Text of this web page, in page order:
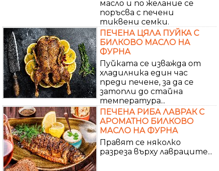
масло и по желание се
поръсва с печени
тиквени семки.
ПЕЧЕНА ЦЯЛА ПУЙКА С
БИЛКОВО МАСЛО НА
ФУРНА
Пуйката се изважда от
хладилника един час
преди печене, за да се
затопли до стайна
температура...
ПЕЧЕНА РИБА ЛАВРАК С
АРОМАТНО БИЛКОВО
МАСЛО НА ФУРНА
Правят се няколко
разреза върху лавраците...